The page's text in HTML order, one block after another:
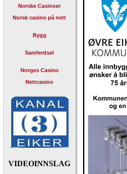
Norske Casinoer
Norsk casino på nett
Bygg
Samferdsel
Norges Casino
Nettcasino
VIDEOINNSLAG